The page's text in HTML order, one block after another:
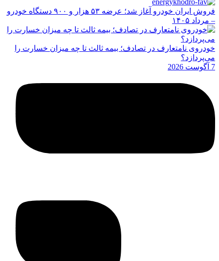
فروش ایران خودرو آغاز شد؛ عرضه ۵۳ هزار و ۹۰۰ دستگاه خودرو
– مرداد ۱۴۰۵
خودروی نامتعارف در تصادف؛ بیمه ثالث تا چه میزان خسارت را
می‌پردازد؟
7 آگوست 2026